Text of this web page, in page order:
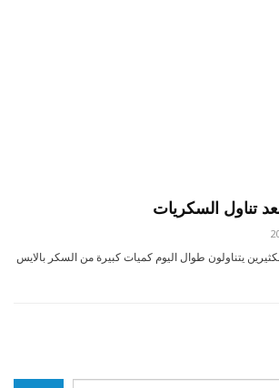
يتناولون طوال اليوم كميات كبيرة من السكر بالايس